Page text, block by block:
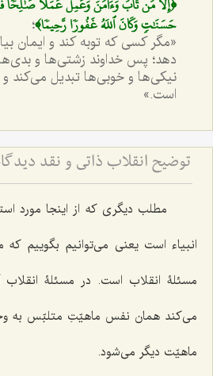
حَسَنَٰتٖ وَكَانَ ٱللَهُ غَفُورٗا رَّحِيمٗا﴾؛
«مگر کسی که توبه کند و ایمان
دهد؛ پس خداوند زشتی‌ها و
نیکی‌ها و خوبی‌ها تبدیل می‌کند و
است.»
مطلب دیگری که از اینجا مورد
انبیاء است یعنی می‌توانیم بگوییم
مسئلۀ انقلاب است. در مسئلۀ
می‌کند همان نفس ماهیّتِ متلبّس به
ماهیّت دیگر می‌شود.